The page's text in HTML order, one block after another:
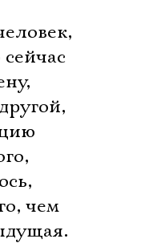
чем